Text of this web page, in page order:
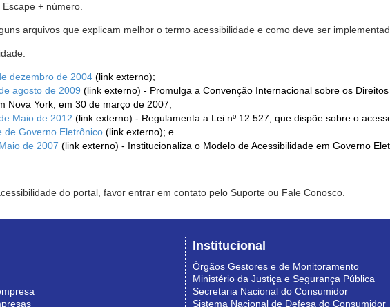
+ número.
arquivos que explicam melhor o termo acessibilidade e como deve ser
dezembro de 2004 (link externo);
agosto de 2009 (link externo) - Promulga a Convenção Internacional sobre os
Nova York, em 30 de março de 2007;
Maio de 2012 (link externo) - Regulamenta a Lei nº 12.527, que dispõe sobre o
de Governo Eletrônico (link externo); e
de 2007 (link externo) - Institucionaliza o Modelo de Acessibilidade em Governo
do portal, favor entrar em contato pelo Suporte ou Fale Conosco.
Institucional
Órgãos Gestores e de Monitoramento
Ministério da Justiça e Segurança Pública
Secretaria Nacional do Consumidor
Sistema Nacional de Defesa do Consumidor